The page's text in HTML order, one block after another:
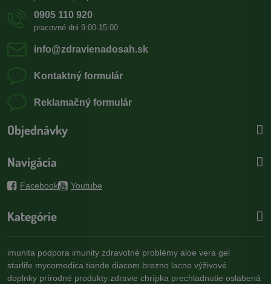
0905 110 920
pracovné dni 9:00-15:00
info​@zdravienadosah​.sk
Kontaktný formulár
Reklamačný formulár
Objednávky
Navigácia
Facebook Youtube
Kategórie
imunita podpora imunity zdravotné problémy aloe vera gel
starlife mycomedica tiande diacom brezno lacno výživové
doplnky prírodné produkty zdravie chrípka prechladnutie oslabená